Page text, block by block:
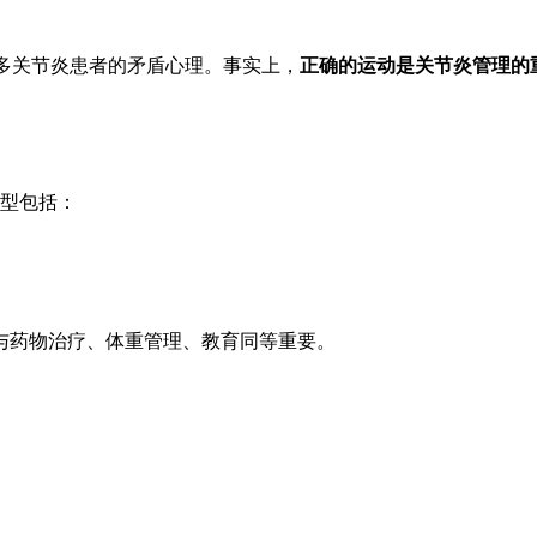
节炎患者的矛盾心理。事实上， 正确的运动是关节炎管理的
包括：
药物治疗、体重管理、教育同等重要。